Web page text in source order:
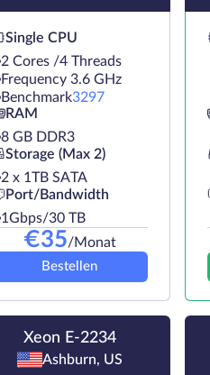
Single CPU
2 Cores /4 Threads
Frequency 3.6 GHz
Benchmark3297
RAM
8 GB DDR3
Storage (Max 2)
2 х 1TB SATA
Port/Bandwidth
1Gbps/30 TB
€35/Monat
Bestellen
Xeon E-2234
Ashburn, US